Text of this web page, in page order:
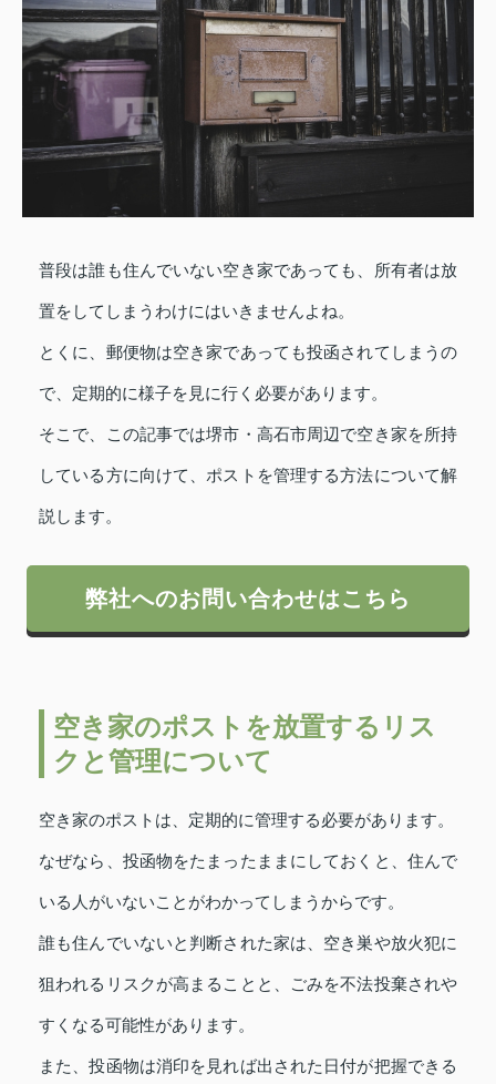
普段は誰も住んでいない空き家であっても、所有者は放
置をしてしまうわけにはいきませんよね。
とくに、郵便物は空き家であっても投函されてしまうの
で、定期的に様子を見に行く必要があります。
そこで、この記事では堺市・高石市周辺で空き家を所持
している方に向けて、ポストを管理する方法について解
説します。
弊社へのお問い合わせはこちら
空き家のポストを放置するリス
クと管理について
空き家のポストは、定期的に管理する必要があります。
なぜなら、投函物をたまったままにしておくと、住んで
いる人がいないことがわかってしまうからです。
誰も住んでいないと判断された家は、空き巣や放火犯に
狙われるリスクが高まることと、ごみを不法投棄されや
すくなる可能性があります。
また、投函物は消印を見れば出された日付が把握できる